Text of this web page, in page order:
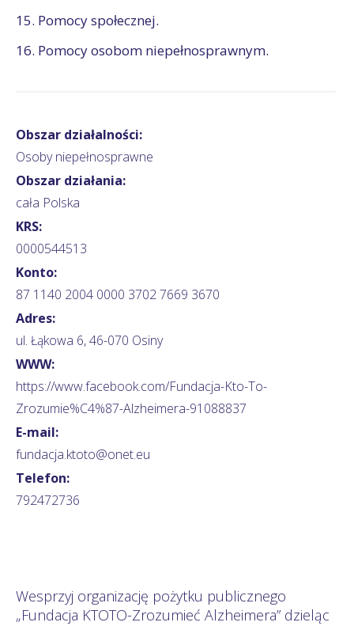
15. Pomocy społecznej.
16. Pomocy osobom niepełnosprawnym.
Obszar działalności:
Osoby niepełnosprawne
Obszar działania:
cała Polska
KRS:
0000544513
Konto:
87 1140 2004 0000 3702 7669 3670
Adres:
ul. Łąkowa 6, 46-070 Osiny
WWW:
https://www.facebook.com/Fundacja-Kto-To-
Zrozumie%C4%87-Alzheimera-91088837
E-mail:
fundacja.ktoto@onet.eu
Telefon:
792472736
Wesprzyj organizację pożytku publicznego
„Fundacja KTOTO-Zrozumieć Alzheimera” dzieląc